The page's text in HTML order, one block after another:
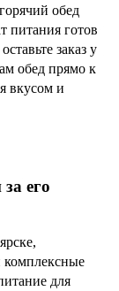
обед
питания готов
заказ у
обед прямо к
вкусом и
его
комплексные
для